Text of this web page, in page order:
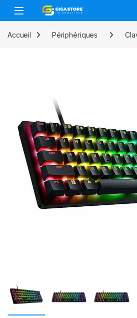
Skip to navigation
Skip to content
Accueil Périphériques